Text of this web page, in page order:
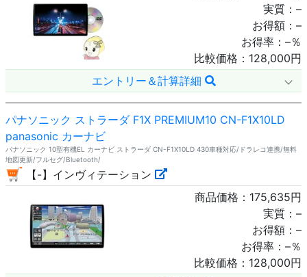
実質： –
お得額： –
お得率： –％
比較価格： 128,000円
エントリー＆計算詳細
パナソニック ストラーダ F1X PREMIUM10 CN-F1X10LD
panasonic カーナビ
パナソニック 10型有機EL カーナビ ストラーダ CN-F1X10LD 430車種対応/ドラレコ連携/無料
地図更新/フルセグ/Bluetooth/
【-】インヴィテーション
商品価格： 175,635円
実質： –
お得額： –
お得率： –％
比較価格： 128,000円